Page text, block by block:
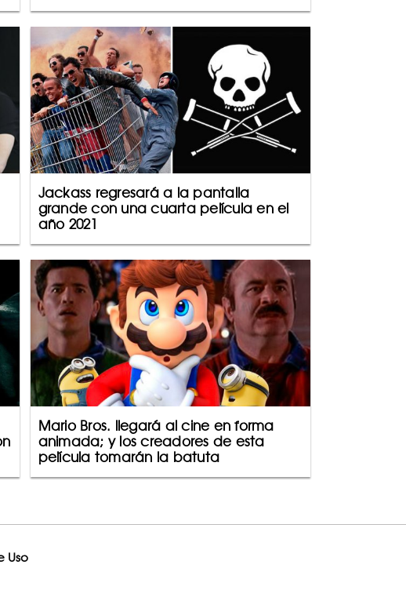
Jackass regresará a la pantalla
grande con una cuarta película en el
año 2021
Mario Bros. llegará al cine en forma
animada; y los creadores de esta
película tomarán la batuta
Uso